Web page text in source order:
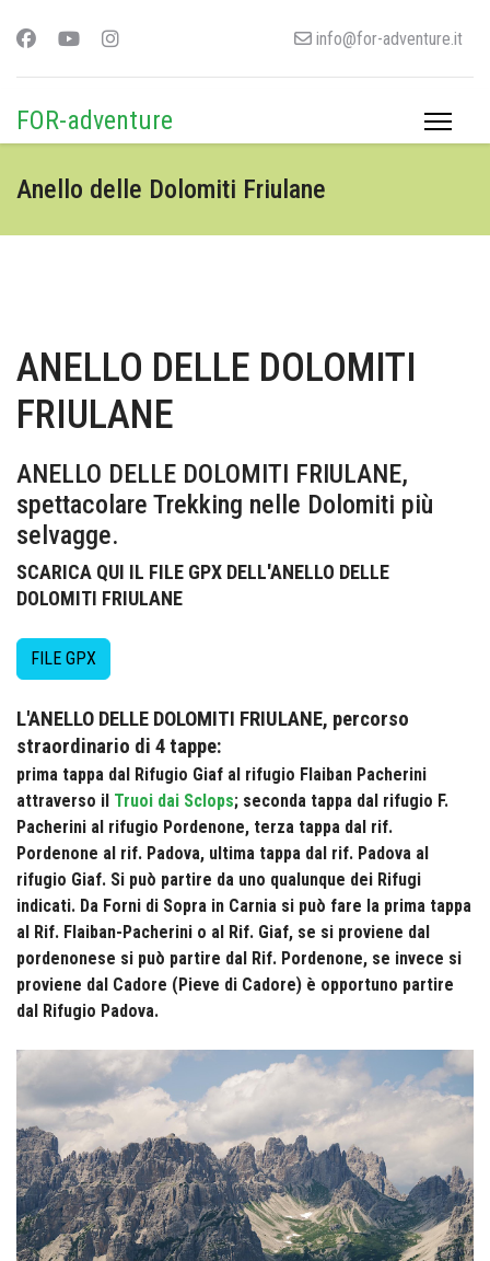
info@for-adventure.it
FOR-adventure
Anello delle Dolomiti Friulane
ANELLO DELLE DOLOMITI
FRIULANE
ANELLO DELLE DOLOMITI FRIULANE,
spettacolare Trekking nelle Dolomiti più
selvagge.
SCARICA QUI IL FILE GPX DELL'ANELLO DELLE
DOLOMITI FRIULANE
FILE GPX
L'ANELLO DELLE DOLOMITI FRIULANE, percorso
straordinario di 4 tappe:
prima tappa dal Rifugio Giaf al rifugio Flaiban Pacherini
attraverso il Truoi dai Sclops; seconda tappa dal rifugio F.
Pacherini al rifugio Pordenone, terza tappa dal rif.
Pordenone al rif. Padova, ultima tappa dal rif. Padova al
rifugio Giaf. Si può partire da uno qualunque dei Rifugi
indicati. Da Forni di Sopra in Carnia si può fare la prima tappa
al Rif. Flaiban-Pacherini o al Rif. Giaf, se si proviene dal
pordenonese si può partire dal Rif. Pordenone, se invece si
proviene dal Cadore (Pieve di Cadore) è opportuno partire
dal Rifugio Padova.